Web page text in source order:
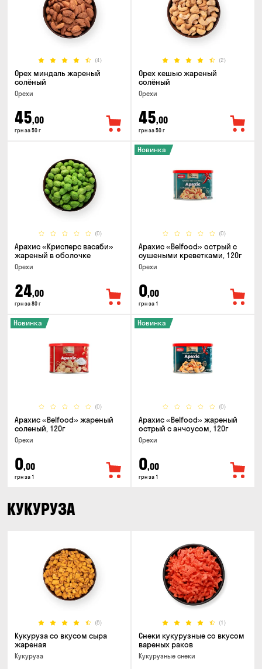
(4)
Орех миндаль жареный
солёный
Орехи
45,00
грн за 50 г
(2)
Орех кешью жареный
солёный
Орехи
45,00
грн за 50 г
(0)
Арахис «Крисперс васаби»
жареный в оболочке
Орехи
24,00
грн за 80 г
(0)
Новинка
Арахис «Belfood» острый с
сушеными креветками, 120г
Орехи
0,00
грн за 1
(0)
Новинка
Арахис «Belfood» жареный
соленый, 120г
Орехи
0,00
грн за 1
(0)
Новинка
Арахис «Belfood» жареный
острый с анчоусом, 120г
Орехи
0,00
грн за 1
КУКУРУЗА
(8)
Кукуруза со вкусом сыра
жареная
Кукуруза
(1)
Снеки кукурузные со вкусом
вареных раков
Кукурузные снеки